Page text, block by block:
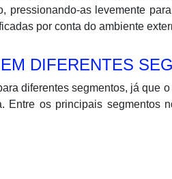
pressionando-as levemente
por conta do ambiente
DIFERENTES
diferentes segmentos, já que
Entre os principais segmentos